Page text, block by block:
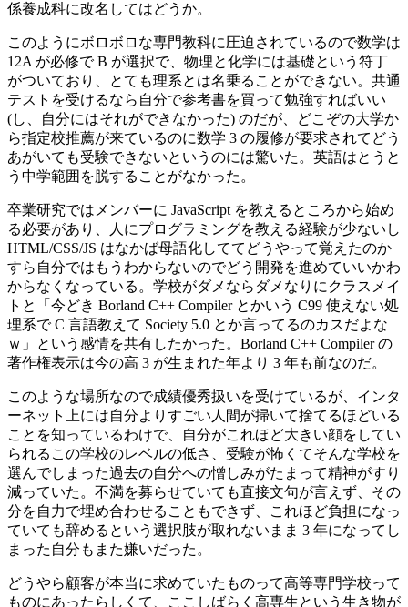
係養成科に改名してはどうか。
このようにボロボロな専門教科に圧迫されているので数学は
12A が必修で B が選択で、物理と化学には基礎という符丁
がついており、とても理系とは名乗ることができない。共通
テストを受けるなら自分で参考書を買って勉強すればいい
(し、自分にはそれができなかった) のだが、どこぞの大学か
ら指定校推薦が来ているのに数学 3 の履修が要求されてどう
あがいても受験できないというのには驚いた。英語はとうと
う中学範囲を脱することがなかった。
卒業研究ではメンバーに JavaScript を教えるところから始め
る必要があり、人にプログラミングを教える経験が少ないし
HTML/CSS/JS はなかば母語化しててどうやって覚えたのか
すら自分ではもうわからないのでどう開発を進めていいかわ
からなくなっている。学校がダメならダメなりにクラスメイ
トと「今どき Borland C++ Compiler とかいう C99 使えない処
理系で C 言語教えて Society 5.0 とか言ってるのカスだよな
ｗ」という感情を共有したかった。Borland C++ Compiler の
著作権表示は今の高 3 が生まれた年より 3 年も前なのだ。
このような場所なので成績優秀扱いを受けているが、インタ
ーネット上には自分よりすごい人間が掃いて捨てるほどいる
ことを知っているわけで、自分がこれほど大きい顔をしてい
られるこの学校のレベルの低さ、受験が怖くてそんな学校を
選んでしまった過去の自分への憎しみがたまって精神がすり
減っていた。不満を募らせていても直接文句が言えず、その
分を自力で埋め合わせることもできず、これほど負担になっ
ていても辞めるという選択肢が取れないまま 3 年になってし
まった自分もまた嫌いだった。
どうやら顧客が本当に求めていたものって高等専門学校って
ものにあったらしくて、ここしばらく高専生という生き物が